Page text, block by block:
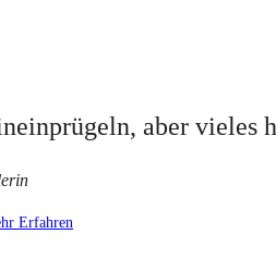
aber vieles
Erfahren